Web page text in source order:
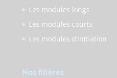
Les modules longs
Les modules courts
Les modules d’initiation
Nos filières